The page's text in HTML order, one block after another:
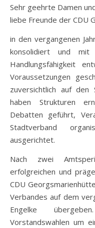
Sehr geehrte Damen
liebe Freunde der CDU
in den vergangenen
konsolidiert und mit
Handlungsfähigkeit
Voraussetzungen
zuversichtlich auf
haben Strukturen
Debatten geführt,
Stadtverband
ausgerichtet.
Nach zwei
erfolgreichen und
CDU
Verbandes auf dem
Engelke
Vorstandswahlen um